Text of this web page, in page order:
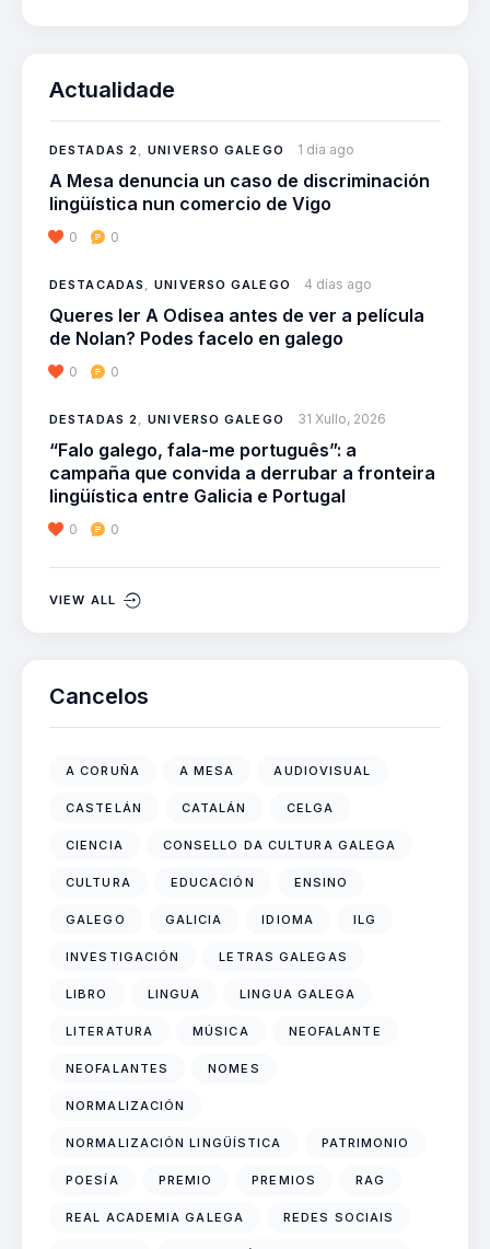
Actualidade
DESTADAS 2 ,UNIVERSO GALEGO 1 día ago
A Mesa denuncia un caso de discriminación
lingüística nun comercio de Vigo
0 0
DESTACADAS ,UNIVERSO GALEGO 4 días ago
Queres ler A Odisea antes de ver a película
de Nolan? Podes facelo en galego
0 0
DESTADAS 2 ,UNIVERSO GALEGO 31 Xullo, 2026
“Falo galego, fala-me português”: a
campaña que convida a derrubar a fronteira
lingüística entre Galicia e Portugal
0 0
VIEW ALL
Cancelos
A CORUÑA A MESA AUDIOVISUAL
CASTELÁN CATALÁN CELGA
CIENCIA CONSELLO DA CULTURA GALEGA
CULTURA EDUCACIÓN ENSINO
GALEGO GALICIA IDIOMA ILG
INVESTIGACIÓN LETRAS GALEGAS
LIBRO LINGUA LINGUA GALEGA
LITERATURA MÚSICA NEOFALANTE
NEOFALANTES NOMES
NORMALIZACIÓN
NORMALIZACIÓN LINGÜÍSTICA PATRIMONIO
POESÍA PREMIO PREMIOS RAG
REAL ACADEMIA GALEGA REDES SOCIAIS